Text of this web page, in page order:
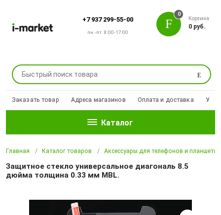
+7 937 299-55-00
пн.-пт. 8:00-17:00
Поиск
0
Корзина
0 руб.
Заказать товар Адреса магазинов Оплата и доставка
Каталог
Главная Каталог товаров Аксессуары для телефонов и планшетов
Защитное стекло универсальное диагональ 8.5
дюйма толщина 0.33 мм MBL.